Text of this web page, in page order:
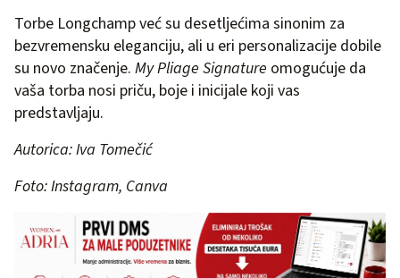
Torbe Longchamp već su desetljećima sinonim za
bezvremensku eleganciju, ali u eri personalizacije dobile
su novo značenje. My Pliage Signature omogućuje da
vaša torba nosi priču, boje i inicijale koji vas
predstavljaju.
Autorica: Iva Tomečić
Foto: Instagram, Canva